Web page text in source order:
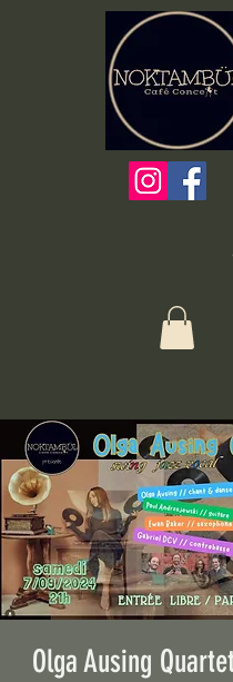
Olga Ausing